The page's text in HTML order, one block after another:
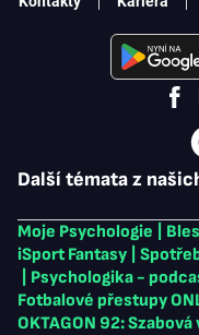
Další témata z
Moje Psychologie
iSport Fantasy
Psychologika -
Fotbalové přestupy
OKTAGON 92: